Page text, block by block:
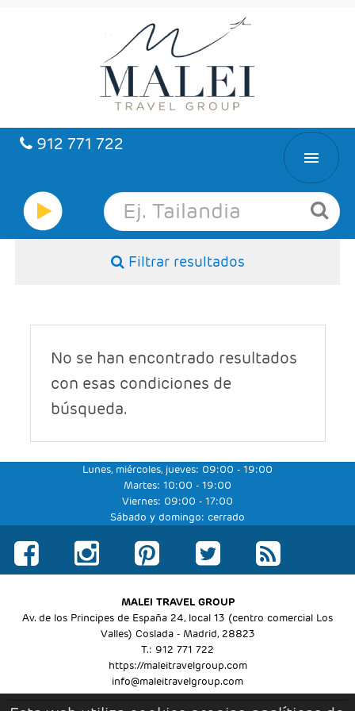
912 771 722
INICIO
HOTELES
PAQUETES
LUNA DE MIEL
GRANDES VIAJES
VUELO+HOTEL
Filtrar resultados
No se han encontrado resultados
con esas condiciones de
búsqueda.
Lunes, miércoles, jueves: 09:00 - 19:00
Martes: 10:00 - 19:00
Viernes: 09:00 - 17:00
Sábado y domingo: cerrado
MALEI TRAVEL GROUP
Av. de los Principes de España 24, local 13 (centro comercial Los
Valles) Coslada - Madrid, 28823
T.: 912 771 722
https://maleitravelgroup.com
info@maleitravelgroup.com